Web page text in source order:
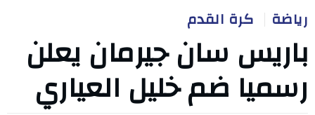
رياضة كرة القدم
باريس سان جيرمان يعلن
رسميا ضم خليل العياري